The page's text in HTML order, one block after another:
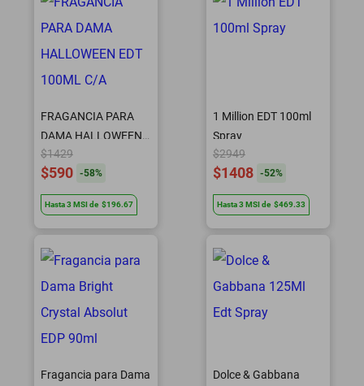
FRAGANCIA PARA
DAMA HALLOWEEN
EDT 100ML C/A
$1429
$590 -58%
Hasta3 MSIde $196.67
1 Million EDT 100ml
Spray
$2949
$1408 -52%
Hasta3 MSIde $469.33
Fragancia para Dama
Dolce & Gabbana